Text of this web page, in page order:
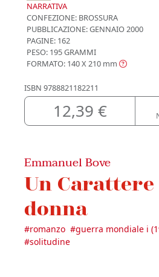
NARRATIVA
CONFEZIONE: BROSSURA
PUBBLICAZIONE:GENNAIO 2000
PAGINE: 162
PESO: 195 GRAMMI
FORMATO: 140 X 210 mm
ISBN 9788821182211
12,39 €
Emmanuel Bove
Un Carattere
donna
#romanzo #guerra mondiale i
#solitudine